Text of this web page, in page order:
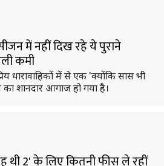
में नहीं दिख रहे ये पुराने
कमी
धारावाहिकों में से एक 'क्योंकि सास भी
शानदार आगाज हो गया है।
थी 2' के लिए कितनी फीस ले रहीं